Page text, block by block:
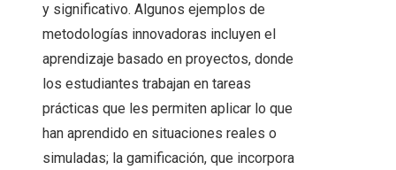
y significativo. Algunos ejemplos de
metodologías innovadoras incluyen el
aprendizaje basado en proyectos, donde
los estudiantes trabajan en tareas
prácticas que les permiten aplicar lo que
han aprendido en situaciones reales o
simuladas; la gamificación, que incorpora